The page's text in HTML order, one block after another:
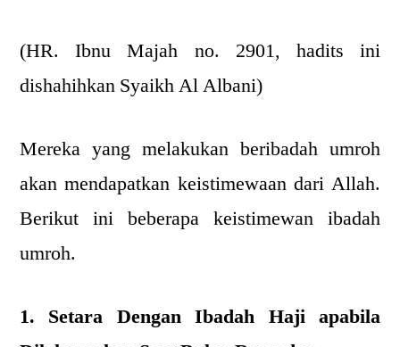
(HR. Ibnu Majah no. 2901, hadits ini
dishahihkan Syaikh Al Albani)
Mereka yang melakukan beribadah umroh
akan mendapatkan keistimewaan dari Allah.
Berikut ini beberapa keistimewan ibadah
umroh.
1. Setara Dengan Ibadah Haji apabila